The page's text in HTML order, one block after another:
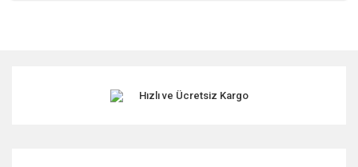
Ürün resmi kalitesiz, bozuk veya görüntülenemiyor.
Hızlı ve Ücretsiz Kargo